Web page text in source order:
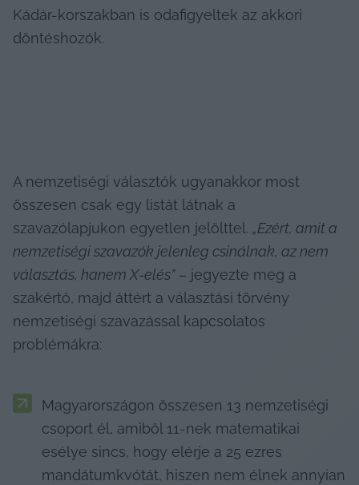
Kádár-korszakban is odafigyeltek az akkori
döntéshozók.
A nemzetiségi választók ugyanakkor most
összesen csak egy listát látnak a
szavazólapjukon egyetlen jelölttel. „Ezért, amit a
nemzetiségi szavazók jelenleg csinálnak, az nem
választás, hanem X-elés” – jegyezte meg a
szakértő, majd áttért a választási törvény
nemzetiségi szavazással kapcsolatos
problémákra:
Magyarországon összesen 13 nemzetiségi
csoport él, amiből 11-nek matematikai
esélye sincs, hogy elérje a 25 ezres
mandátumkvótát, hiszen nem élnek annyian